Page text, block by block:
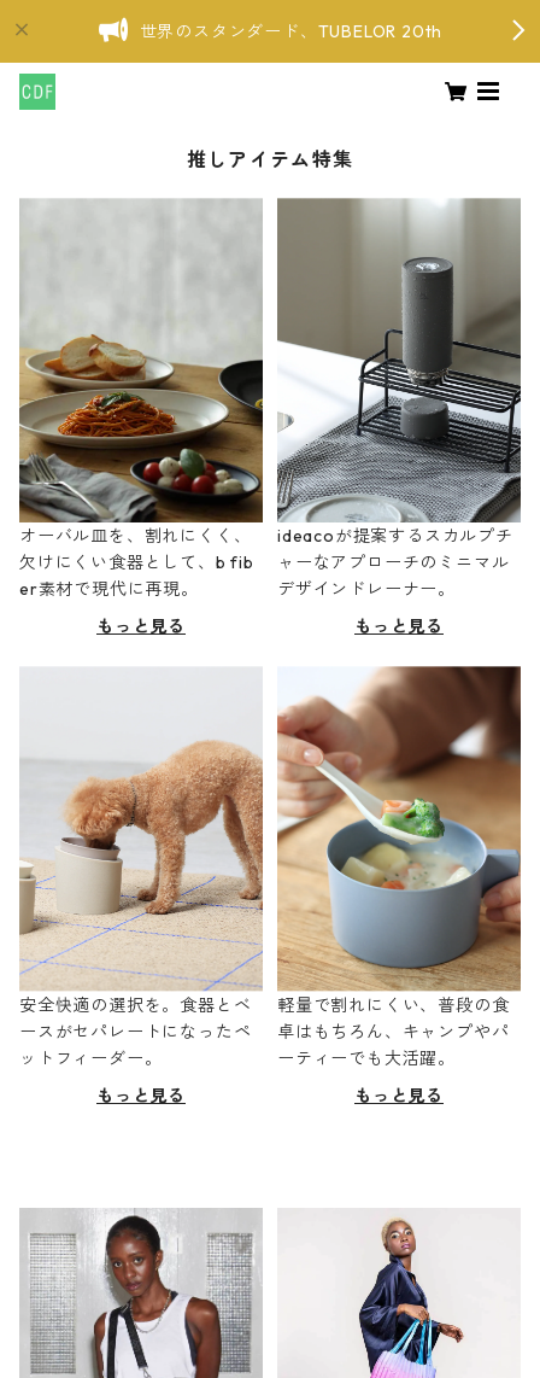
世界のスタンダード、TUBELOR 20th
推しアイテム特集
オーバル皿を、割れにくく、
欠けにくい食器として、b fib
er素材で現代に再現。
もっと見る
ideacoが提案するスカルプチ
ャーなアプローチのミニマル
デザインドレーナー。
もっと見る
安全快適の選択を。食器とベ
ースがセパレートになったペ
ットフィーダー。
もっと見る
軽量で割れにくい、普段の食
卓はもちろん、キャンプやパ
ーティーでも大活躍。
もっと見る